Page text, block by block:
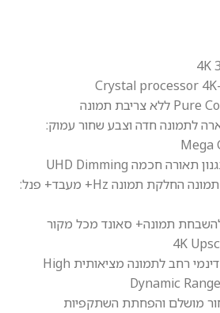
הארה לתמונה חדה וצבע שחור עמוק:
Mega
* PQI- אינדקס איכות תמונה החלקת תמונה Hz+ מעבד+ פנל:
להשבחת תמונה+ סאונד מכל מקור
* HDR תמיכה בתחום דינמי רחב לתמונה מציאותית High
Dynamic
מושלם והפחתת השתקפיות